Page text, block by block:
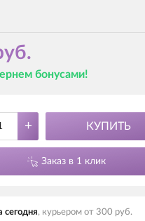
бонусами!
+ КУПИТЬ
Заказ в 1 клик
cегодня, курьером от 300 руб.